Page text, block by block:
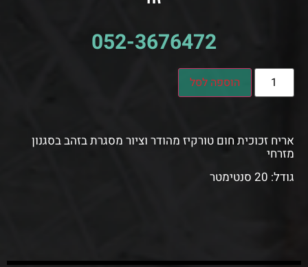
052-3676472
הוספה לסל
אריח זכוכית חום טורקיז מהודר וציור מסגרת בזהב בסגנון
מזרחי
גודל: 20 סנטימטר